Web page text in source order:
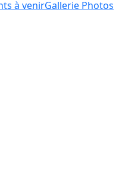
à venirGallerie Photos